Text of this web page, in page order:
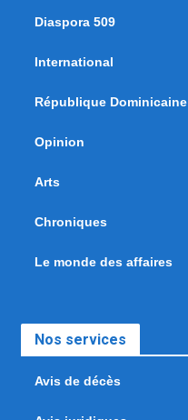
Diaspora 509
International
République Dominicaine
Opinion
Arts
Chroniques
Le monde des affaires
Nos services
Avis de décès